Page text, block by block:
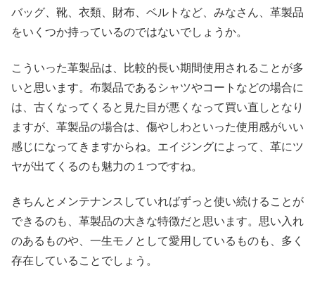
バッグ、靴、衣類、財布、ベルトなど、みなさん、革製品
をいくつか持っているのではないでしょうか。
こういった革製品は、比較的長い期間使用されることが多
いと思います。布製品であるシャツやコートなどの場合に
は、古くなってくると見た目が悪くなって買い直しとなり
ますが、革製品の場合は、傷やしわといった使用感がいい
感じになってきますからね。エイジングによって、革にツ
ヤが出てくるのも魅力の１つですね。
きちんとメンテナンスしていればずっと使い続けることが
できるのも、革製品の大きな特徴だと思います。思い入れ
のあるものや、一生モノとして愛用しているものも、多く
存在していることでしょう。